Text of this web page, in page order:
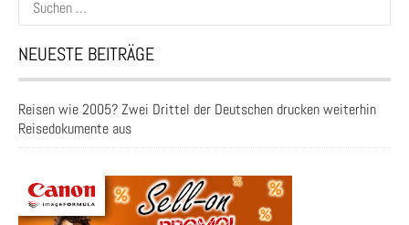
nach:
NEUESTE BEITRÄGE
Reisen wie 2005? Zwei Drittel der Deutschen drucken weiterhin
Reisedokumente aus